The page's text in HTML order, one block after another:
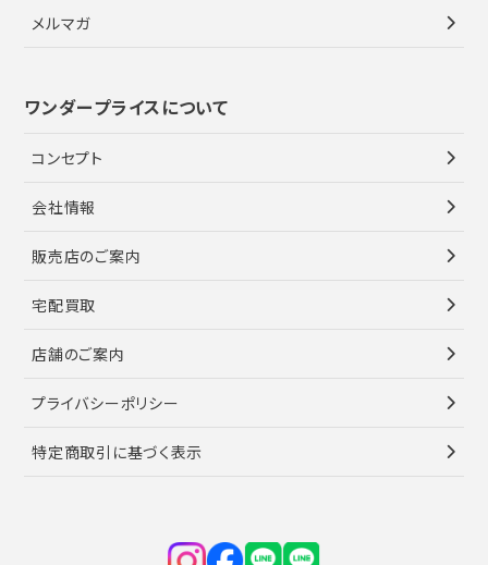
メルマガ
ワンダープライスについて
コンセプト
会社情報
販売店のご案内
宅配買取
店舗のご案内
プライバシーポリシー
特定商取引に基づく表示